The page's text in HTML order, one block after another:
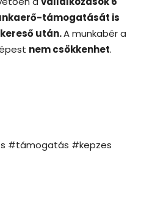
támogatását is
után.A munkabér a
nem csökkenhet.
#támogatás #kepzes